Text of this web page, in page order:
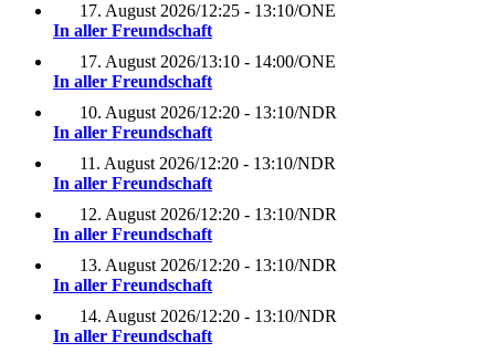
17. August 2026/12:25 - 13:10/ONE
In aller Freundschaft
17. August 2026/13:10 - 14:00/ONE
In aller Freundschaft
10. August 2026/12:20 - 13:10/NDR
In aller Freundschaft
11. August 2026/12:20 - 13:10/NDR
In aller Freundschaft
12. August 2026/12:20 - 13:10/NDR
In aller Freundschaft
13. August 2026/12:20 - 13:10/NDR
In aller Freundschaft
14. August 2026/12:20 - 13:10/NDR
In aller Freundschaft